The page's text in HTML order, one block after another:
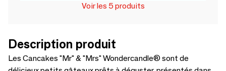
Voir les 5 produits
Description produit
Les Cancakes "Mr" & "Mrs" Wondercandle® sont de